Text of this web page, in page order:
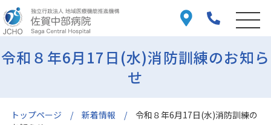
トップページ 新着情報
令和８年6月17日(水)消防訓練の
令和８年6月17日(水)消防訓練のお知ら
せ